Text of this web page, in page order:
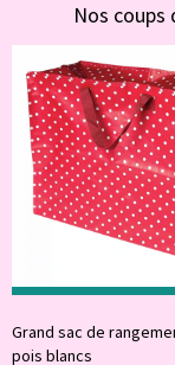
Nos coups
Grand sac de
pois blancs